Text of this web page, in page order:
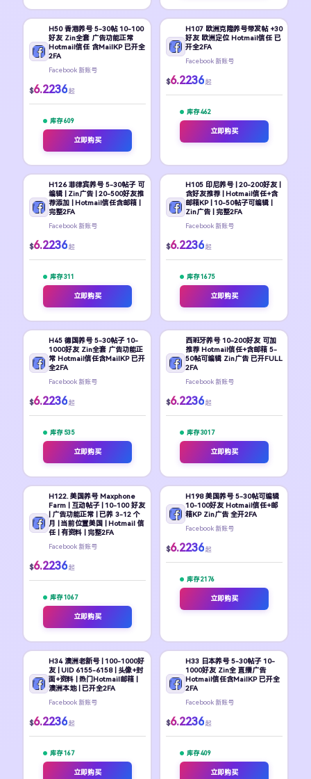
H50 香港养号 5-30帖 10-100
好友 Zin全套 广告功能正常
Hotmail信任 含MailKP 已开全
2FA
Facebook 新账号
$6.2236 起
库存 609
立即购买
H107 欧洲克隆养号带发帖 +30
好友 欧洲定位 Hotmail信任 已
开全2FA
Facebook 新账号
$6.2236 起
库存 462
立即购买
H126 菲律宾养号 5-30帖子 可
编辑 | Zin广告 | 20-500好友推
荐添加 | Hotmail信任含邮箱 |
完整2FA
Facebook 新账号
$6.2236 起
库存 311
立即购买
H105 印尼养号 | 20-200好友 |
含好友推荐 | Hotmail信任+含
邮箱KP | 10-50帖子可编辑 |
Zin广告 | 完整2FA
Facebook 新账号
$6.2236 起
库存 1675
立即购买
H45 德国养号 5-30帖子 10-
1000好友 Zin全套 广告功能正
常 Hotmail信任含MailKP 已开
全2FA
Facebook 新账号
$6.2236 起
库存 535
立即购买
西班牙养号 10-200好友 可加
推荐 Hotmail信任+含邮箱 5-
50帖可编辑 Zin广告 已开FULL
2FA
Facebook 新账号
$6.2236 起
库存 3017
立即购买
H122. 美国养号 Maxphone
Farm | 互动帖子 | 10-100 好友
| 广告功能正常 | 已养 3-12 个
月 | 当前位置美国 | Hotmail 信
任 | 有资料 | 完整2FA
Facebook 新账号
$6.2236 起
库存 1067
立即购买
H198 美国养号 5-30帖可编辑
10-100好友 Hotmail信任+邮
箱KP Zin广告 全开2FA
Facebook 新账号
$6.2236 起
库存 2176
立即购买
H34 澳洲老新号 | 100-1000好
友 | UID 6155-6158 | 头像+封
面+资料 | 热门Hotmail邮箱 |
澳洲本地 | 已开全2FA
Facebook 新账号
$6.2236 起
库存 167
立即购买
H33 日本养号 5-30帖子 10-
1000好友 Zin全 直播广告
Hotmail信任含MailKP 已开全
2FA
Facebook 新账号
$6.2236 起
库存 409
立即购买